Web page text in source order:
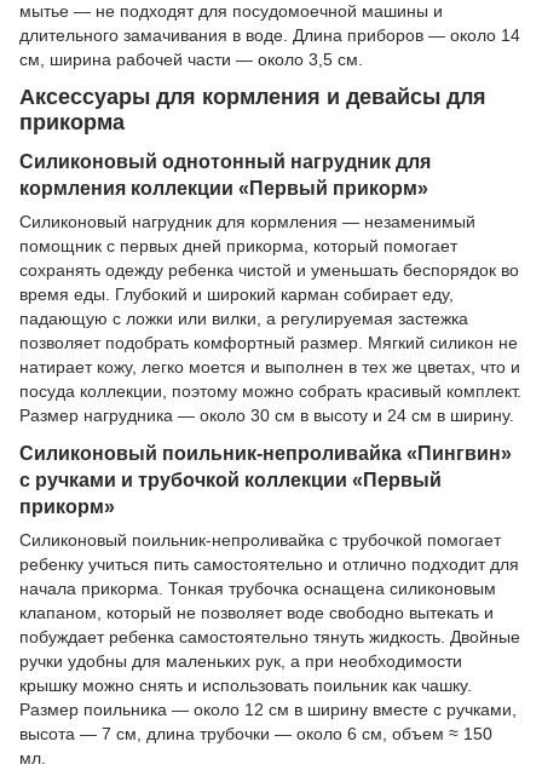
мытье — не подходят для посудомоечной машины и
длительного замачивания в воде. Длина приборов — около 14
см, ширина рабочей части — около 3,5 см.
Аксессуары для кормления и девайсы для
прикорма
Силиконовый однотонный нагрудник для
кормления коллекции «Первый прикорм»
Силиконовый нагрудник для кормления — незаменимый
помощник с первых дней прикорма, который помогает
сохранять одежду ребенка чистой и уменьшать беспорядок во
время еды. Глубокий и широкий карман собирает еду,
падающую с ложки или вилки, а регулируемая застежка
позволяет подобрать комфортный размер. Мягкий силикон не
натирает кожу, легко моется и выполнен в тех же цветах, что и
посуда коллекции, поэтому можно собрать красивый комплект.
Размер нагрудника — около 30 см в высоту и 24 см в ширину.
Силиконовый поильник-непроливайка «Пингвин»
с ручками и трубочкой коллекции «Первый
прикорм»
Силиконовый поильник-непроливайка с трубочкой помогает
ребенку учиться пить самостоятельно и отлично подходит для
начала прикорма. Тонкая трубочка оснащена силиконовым
клапаном, который не позволяет воде свободно вытекать и
побуждает ребенка самостоятельно тянуть жидкость. Двойные
ручки удобны для маленьких рук, а при необходимости
крышку можно снять и использовать поильник как чашку.
Размер поильника — около 12 см в ширину вместе с ручками,
высота — 7 см, длина трубочки — около 6 см, объем ≈ 150
мл.